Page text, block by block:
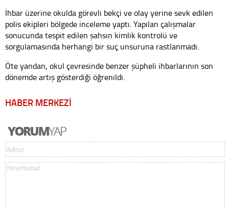
İhbar üzerine okulda görevli bekçi ve olay yerine sevk edilen
polis ekipleri bölgede inceleme yaptı. Yapılan çalışmalar
sonucunda tespit edilen şahsın kimlik kontrolü ve
sorgulamasında herhangi bir suç unsuruna rastlanmadı.
Öte yandan, okul çevresinde benzer şüpheli ihbarlarının son
dönemde artış gösterdiği öğrenildi.
HABER MERKEZİ